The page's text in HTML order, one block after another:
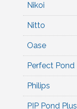
Nikoi
Nitto
Oase
Perfect Pond
Philips
PIP Pond Plus